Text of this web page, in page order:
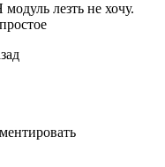
лезть не хочу.